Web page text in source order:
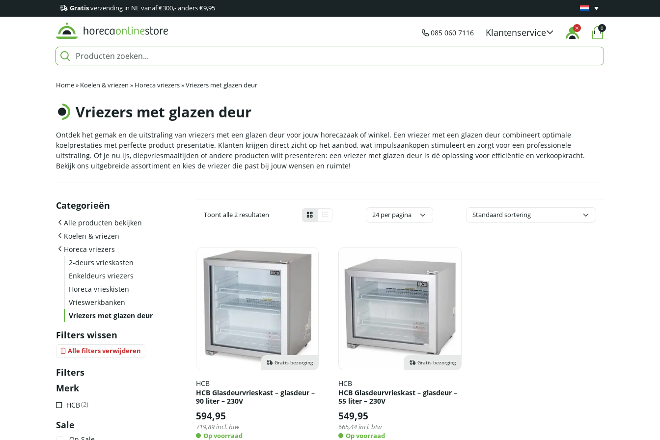
Gratisverzending in NL vanaf €300,- anders €9,95 Carry-in garantie
085 060 7116 Klantenservice 0
Home» Koelen & vriezen » Horeca vriezers»Vriezers met glazen deur
Vriezers met glazen deur
Ontdek het gemak en de uitstraling van vriezers met een glazen deur voor jouw horecazaak of winkel. Een vriezer met een glazen deur combineert optimale
koelprestaties met perfecte product presentatie. Klanten krijgen direct zicht op het aanbod, wat impulsaankopen stimuleert en zorgt voor een professionele
uitstraling. Of je nu ijs, diepvriesmaaltijden of andere producten wilt presenteren: een vriezer met glazen deur is dé oplossing voor efficiëntie en verkoopkracht.
Bekijk ons uitgebreide assortiment en kies de vriezer die past bij jouw wensen en ruimte!
Categorieën
Alle producten bekijken
Koelen & vriezen
Horeca vriezers
2-deurs vrieskasten
Enkeldeurs vriezers
Horeca vrieskisten
Vrieswerkbanken
Vriezers met glazen deur
Filters wissen
Alle filters verwijderen
Filters
Merk
HCB(2)
Sale
Toont alle 2 resultaten
Gratis bezorging
HCB
HCB Glasdeurvrieskast – glasdeur –
90 liter – 230V
594,95
719,89incl. btw
Op voorraad
Gratis bezorging
HCB
HCB Glasdeurvrieskast – glasdeur –
55 liter – 230V
549,95
665,44incl. btw
Op voorraad